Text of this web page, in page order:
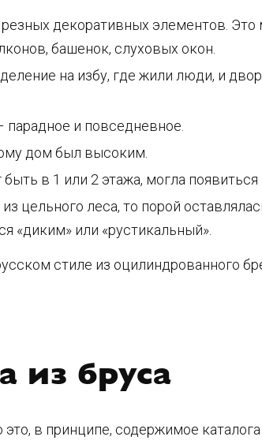
декоративных элементов.
башенок, слуховых окон.
на избу, где жили люди, и
и повседневное.
дом был высоким.
в 1 или 2 этажа, могла появиться
цельного леса, то порой
«диким» или «рустикальный».
стиле из оцилиндрованного
из бруса
в принципе, содержимое